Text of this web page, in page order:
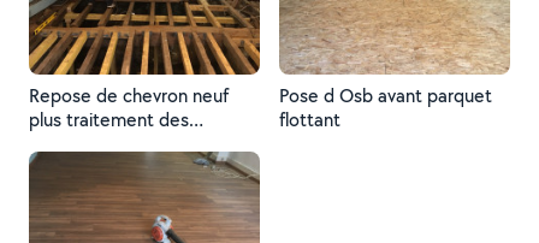
Repose de chevron neuf
plus traitement des
Pose d Osb avant parquet
flottant